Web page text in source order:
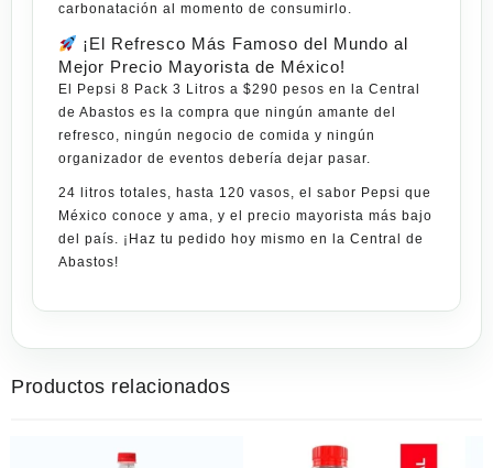
carbonatación al momento de consumirlo.
¡El Refresco Más Famoso del Mundo al
Mejor Precio Mayorista de México!
El Pepsi 8 Pack 3 Litros a $290 pesos en la Central
de Abastos es la compra que ningún amante del
refresco, ningún negocio de comida y ningún
organizador de eventos debería dejar pasar.
24 litros totales, hasta 120 vasos, el sabor Pepsi que
México conoce y ama, y el precio mayorista más bajo
del país. ¡Haz tu pedido hoy mismo en la Central de
Abastos!
Productos relacionados